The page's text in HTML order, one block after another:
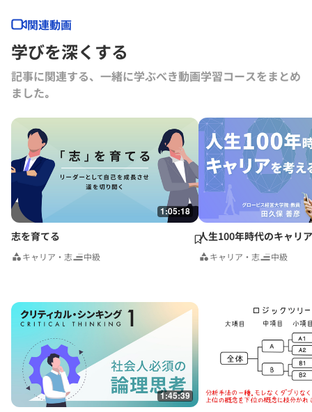
会副委員長（2012年）、経済同友会教育改革委員会副委員長（2013年
度）、ベンチャー企業社外取締役、顧問、NPO法人の理事等も務め
る。著書に『ビジネス数字力を鍛える』『社内を動かす力』（ダイヤモ
ンド社）、共著に『志を育てる』、『グロービス流 キャリアをつくる
技術と戦略』、『27歳からのMBA グロービス流ビジネス基礎力
10』、『創業三〇〇年の長寿企業はなぜ栄え続けるのか』（東洋経済
デザイン』（日本経済新聞社）、『MBAクリティカル・シンキングコ
ミュニケーション編』、『日本の営業2010』『全予測環境＆ビジネ
ス』（以上ダイヤモンド社）、『東北発10人の新リーダー 復興にか
ける志』（河北新報出版センター）、訳書に「信念に生きる～ネルソ
ン・マンデラの行動哲学」（英治出版）等がある。
関連動画
学びを深くする
記事に関連する、一緒に学ぶべき動画学習コースをまとめ
ました｡
1:05:18
志を育てる
キャリア・志 中級
人生100年時代のキャリ
キャリア・志 中級
1:45:39